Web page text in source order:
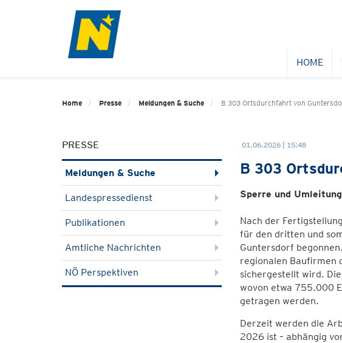
HOME
Home Presse Meldungen & Suche B 303 Ortsdurchfahrt von
PRESSE
Meldungen & Suche
Landespressedienst
Publikationen
Amtliche Nachrichten
NÖ Perspektiven
01.06.2026 | 15:48
B 303
Sperre und
Nach der
für den dritten und
Guntersdorf
regionalen Baufirmen
sichergestellt wird.
wovon etwa 755.000
getragen werden.
Derzeit werden die
2026 ist – abhängig